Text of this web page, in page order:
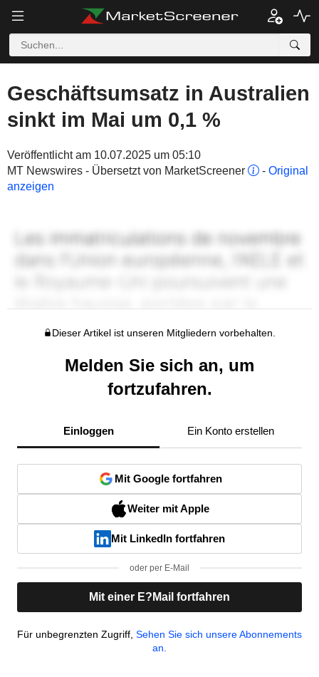
Geschäftsumsatz in Australien
sinkt im Mai um 0,1 %
Veröffentlicht am 10.07.2025 um 05:10
MT Newswires - Übersetzt von MarketScreener
- Original
anzeigen
Dieser Artikel ist unseren Mitgliedern vorbehalten.
Melden Sie sich an, um
fortzufahren.
Einloggen Ein Konto erstellen
Mit Google fortfahren
Weiter mit Apple
Mit LinkedIn fortfahren
oder per E-Mail
Mit einer E?Mail fortfahren
Für unbegrenzten Zugriff, Sehen Sie sich unsere Abonnements
an.